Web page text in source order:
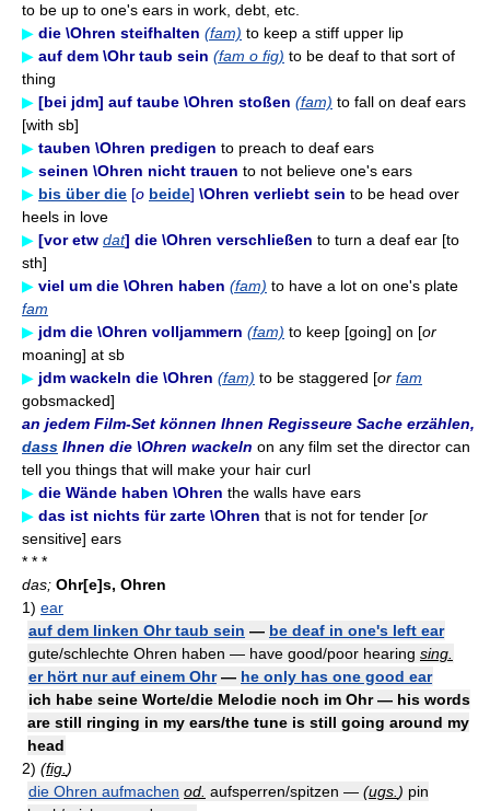
to be up to one's ears in work, debt, etc.
▶ die \Ohren steifhalten (fam) to keep a stiff upper lip
▶ auf dem \Ohr taub sein (fam o fig) to be deaf to that sort of
thing
▶ [bei jdm] auf taube \Ohren stoßen (fam) to fall on deaf ears
[with sb]
▶ tauben \Ohren predigen to preach to deaf ears
▶ seinen \Ohren nicht trauen to not believe one's ears
▶ bis über die [o beide] \Ohren verliebt sein to be head over
heels in love
▶ [vor etw dat] die \Ohren verschließen to turn a deaf ear [to
sth]
▶ viel um die \Ohren haben (fam) to have a lot on one's plate
fam
▶ jdm die \Ohren volljammern (fam) to keep [going] on [or
moaning] at sb
▶ jdm wackeln die \Ohren (fam) to be staggered [or fam
gobsmacked]
an jedem Film-Set können Ihnen Regisseure Sache erzählen,
dass Ihnen die \Ohren wackeln on any film set the director can
tell you things that will make your hair curl
▶ die Wände haben \Ohren the walls have ears
▶ das ist nichts für zarte \Ohren that is not for tender [or
sensitive] ears
* * *
das; Ohr[e]s, Ohren
1) ear
auf dem linken Ohr taub sein — be deaf in one's left ear
gute/schlechte Ohren haben — have good/poor hearing sing.
er hört nur auf einem Ohr— he only has one good ear
ich habe seine Worte/die Melodie noch im Ohr — his words
are still ringing in my ears/the tune is still going around my
head
2) (fig. )
die Ohren aufmachen od. aufsperren/spitzen — (ugs. ) pin